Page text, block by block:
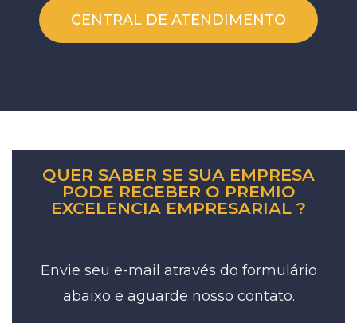
CENTRAL DE ATENDIMENTO
QUER SABER SE SUA EMPRESA
PODE RECEBER O PREMIO
EXCELENCIA EMPRESARIAL ?
Envie seu e-mail através do formulário
abaixo e aguarde nosso contato.